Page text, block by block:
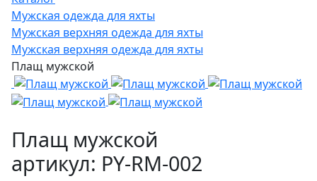
Мужская одежда для яхты
Мужская верхняя одежда для яхты
Мужская верхняя одежда для яхты
Плащ мужской
Плащ мужской
артикул: PY-RM-002